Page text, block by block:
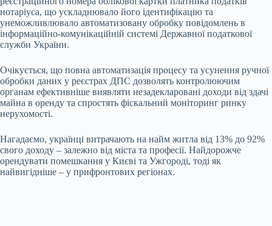
нотаріуса, що ускладнювало його ідентифікацію та
унеможливлювало автоматизовану обробку повідомлень в
інформаційно-комунікаційній системі Державної податкової
служби України.
Очікується, що повна автоматизація процесу та усунення ручної
обробки даних у реєстрах ДПС дозволять контролюючим
органам ефективніше виявляти незадекларовані доходи від здачі
майна в оренду та спростять фіскальний моніторинг ринку
нерухомості.
Нагадаємо, українці витрачають на найм житла від 13% до 92%
свого доходу – залежно від міста та професії. Найдорожче
орендувати помешкання у Києві та Ужгороді, тоді як
найвигідніше – у прифронтових регіонах.